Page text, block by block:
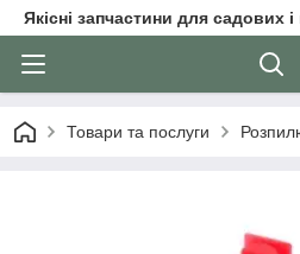
Якісні запчастини для садових
Товари та послуги